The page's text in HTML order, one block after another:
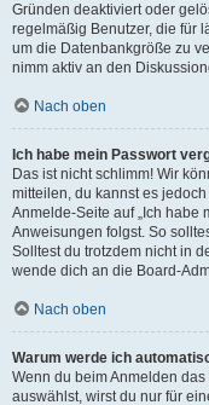
Gründen deaktiviert oder
regelmäßig Benutzer, die für
um die Datenbankgröße zu
nimm aktiv an den
Nach oben
Ich habe mein Passwort
Das ist nicht schlimm! Wir
mitteilen, du kannst es
Anmelde-Seite auf „Ich habe
Anweisungen folgst. So
Solltest du trotzdem nicht in
wende dich an die Board-
Nach oben
Warum werde ich
Wenn du beim Anmelden
auswählst, wirst du nur für